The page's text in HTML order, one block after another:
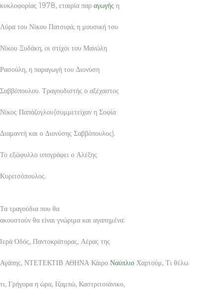
κυκλοφορίας 1978, εταιρία παρ αγωγής η
Λύρα του Νίκου Πατσιφά, η μουσική του
Νίκου Ξυδάκη, οι στίχοι του Μανώλη
Ρασούλη, η παραγωγή του Διονύση
Σαββόπουλου. Τραγουδιστής ο αξέχαστος
Νίκος Παπάζογλου(συμμετείχαν η Σοφία
Διαμαντή και ο Διονύσης Σαββόπουλος).
Το εξώφυλλο υπογράφει ο Αλέξης
Κυριτσόπουλος.
Τα τραγούδια που θα
ακουστούν θα είναι γνώριμα και αγαπημένα:
Ιερά Οδός, Παντοκράτορας, Αέρας της
Αγάπης, ΝΤΕΤΕΚΤΙΒ ΑΘΗΝΑ Κάιρο Ναύπλιο Χαρτούμ, Τι θέλω
τι, Γρήγορα η ώρα, Ιζαμπώ, Καστριτσιάνικο,